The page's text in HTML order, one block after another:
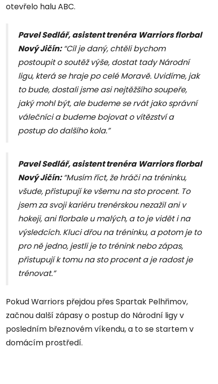
otevřelo halu ABC.
Pavel Sedlář, asistent trenéra Warriors florbal
Nový Jičín:“Cíl je daný, chtěli bychom
postoupit o soutěž výše, dostat tady Národní
ligu, která se hraje po celé Moravě. Uvidíme, jak
to bude, dostali jsme asi nejtěžšího soupeře,
jaký mohl být, ale budeme se rvát jako správní
válečníci a budeme bojovat o vítězství a
postup do dalšího kola.”
Pavel Sedlář, asistent trenéra Warriors florbal
Nový Jičín:“Musím říct, že hráči na tréninku,
všude, přistupují ke všemu na sto procent. To
jsem za svoji kariéru trenérskou nezažil ani v
hokeji, ani florbale u malých, a to je vidět i na
výsledcích. Kluci dřou na tréninku, a potom je to
pro ně jedno, jestli je to trénink nebo zápas,
přistupují k tomu na sto procent a je radost je
trénovat.”
Pokud Warriors přejdou přes Spartak Pelhřimov,
začnou další zápasy o postup do Národní ligy v
posledním březnovém víkendu, a to se startem v
domácím prostředí.